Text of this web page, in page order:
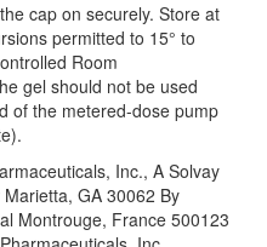
cap on securely. Store at
permitted to 15° to
Room
gel should not be used
of the metered-dose pump
Inc., A Solvay
GA 30062 By
Montrouge, France 500123